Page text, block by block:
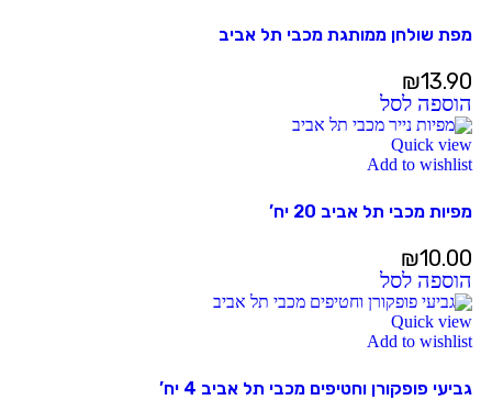
מפת שולחן ממותגת מכבי תל אביב
₪13.90
הוספה לסל
Quick view
Add to wishlist
מפיות מכבי תל אביב 20 יח’
₪10.00
הוספה לסל
Quick view
Add to wishlist
גביעי פופקורן וחטיפים מכבי תל אביב 4 יח’